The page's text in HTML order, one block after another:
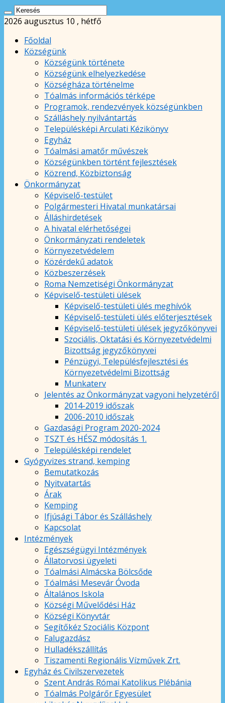
2026 augusztus 10 , hétfő
Főoldal
Községünk
Községünk története
Községünk elhelyezkedése
Községháza történelme
Tóalmás információs térképe
Programok, rendezvények községünkben
Szálláshely nyilvántartás
Településképi Arculati Kézikönyv
Egyház
Tóalmási amatőr művészek
Községünkben történt fejlesztések
Közrend, Közbiztonság
Önkormányzat
Képviselő-testület
Polgármesteri Hivatal munkatársai
Álláshirdetések
A hivatal elérhetőségei
Önkormányzati rendeletek
Környezetvédelem
Közérdekű adatok
Közbeszerzések
Roma Nemzetiségi Önkormányzat
Képviselő-testületi ülések
Képviselő-testületi ülés meghívók
Képviselő-testületi ülés előterjesztések
Képviselő-testületi ülések jegyzőkönyvei
Szociális, Oktatási és Környezetvédelmi
Bizottság jegyzőkönyvei
Pénzügyi, Településfejlesztési és
Környezetvédelmi Bizottság
Munkaterv
Jelentés az Önkormányzat vagyoni helyzetéről
2014-2019 időszak
2006-2010 időszak
Gazdasági Program 2020-2024
TSZT és HÉSZ módosítás 1.
Településképi rendelet
Gyógyvizes strand, kemping
Bemutatkozás
Nyitvatartás
Árak
Kemping
Ifjúsági Tábor és Szálláshely
Kapcsolat
Intézmények
Egészségügyi Intézmények
Állatorvosi ügyeleti
Tóalmási Almácska Bölcsőde
Tóalmási Mesevár Óvoda
Általános Iskola
Községi Művelődési Ház
Községi Könyvtár
Segítőkéz Szociális Központ
Falugazdász
Hulladékszállítás
Tiszamenti Regionális Vízművek Zrt.
Egyház és Civilszervezetek
Szent András Római Katolikus Plébánia
Tóalmás Polgárőr Egyesület